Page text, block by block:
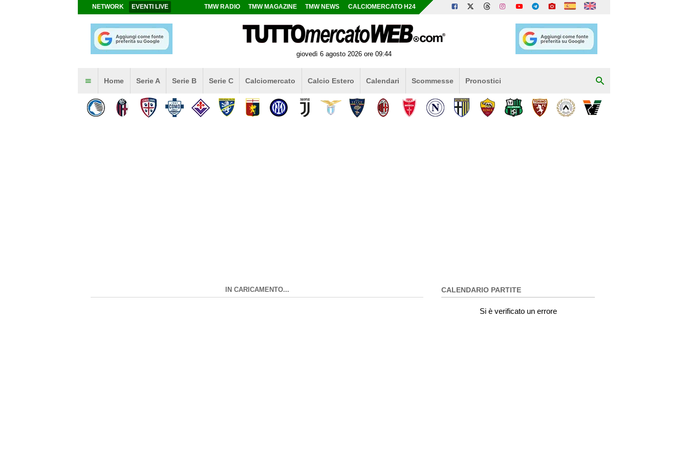
NETWORK EVENTI LIVE TMW RADIO TMW MAGAZINE TMW NEWS CALCIOMERCATO H24
giovedì 6 agosto 2026 ore 09:44
Home Serie A Serie B Serie C Calciomercato Calcio Estero Calendari Scommesse Pronostici
IN CARICAMENTO... CALENDARIO PARTITE
Si è verificato un errore